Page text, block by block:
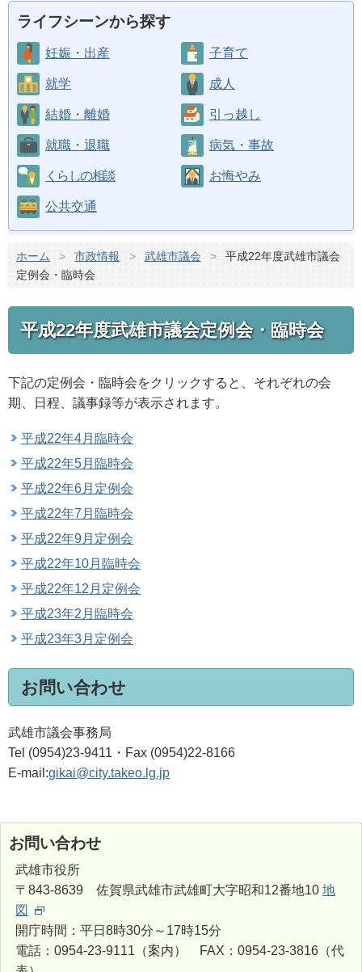
ライフシーンから探す
妊娠・出産 子育て
就学 成人
結婚・離婚 引っ越し
就職・退職 病気・事故
くらしの相談 お悔やみ
公共交通
ホーム > 市政情報 > 武雄市議会 >
平成22年度武雄市議会
定例会・臨時会
平成22年度武雄市議会定例会・臨時会
下記の定例会・臨時会をクリックすると、それぞれの会
期、日程、議事録等が表示されます。
平成22年4月臨時会
平成22年5月臨時会
平成22年6月定例会
平成22年7月臨時会
平成22年9月定例会
平成22年10月臨時会
平成22年12月定例会
平成23年2月臨時会
平成23年3月定例会
お問い合わせ
武雄市議会事務局
Tel (0954)23-9411・Fax (0954)22-8166
E-mail:gikai@city.takeo.lg.jp
お問い合わせ
武雄市役所
〒843-8639 佐賀県武雄市武雄町大字昭和12番地10 地
図
開庁時間：平日8時30分～17時15分
電話：0954-23-9111（案内） FAX：0954-23-3816（代